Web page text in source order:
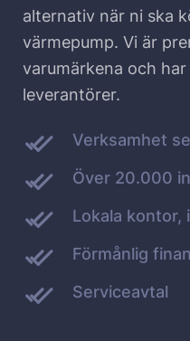
alternativ när ni ska
värmepump. Vi är
varumärkena och
leverantörer.
Verksamhet
Över 20.000
Lokala kontor,
Förmånlig
Serviceavtal